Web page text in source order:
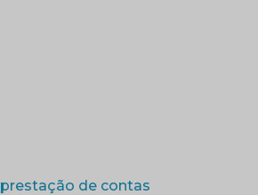
de contas